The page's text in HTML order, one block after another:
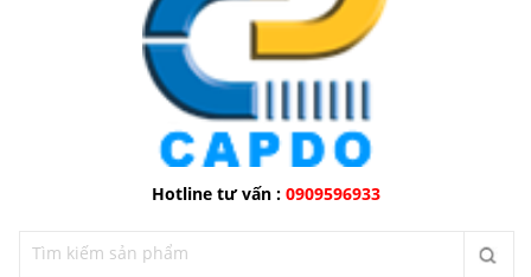
Hotline tư vấn : 0909596933